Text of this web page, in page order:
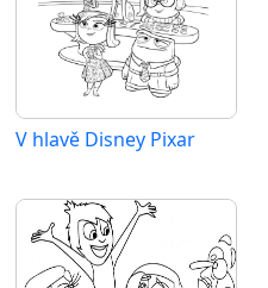
V hlavě Disney Pixar